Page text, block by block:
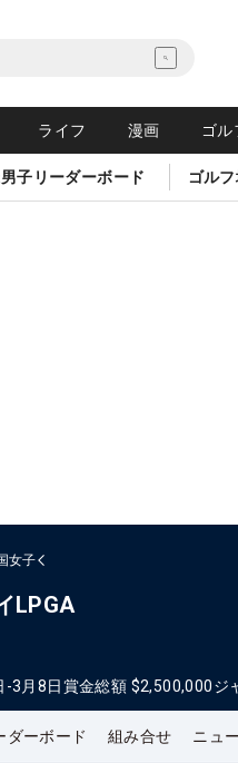
ライフ 漫画 ゴル
子リーダーボード ゴル
女子
LPGA
-3月8日賞金総額 $2,500,000ジ
ダーボード 組み合せ ニュ